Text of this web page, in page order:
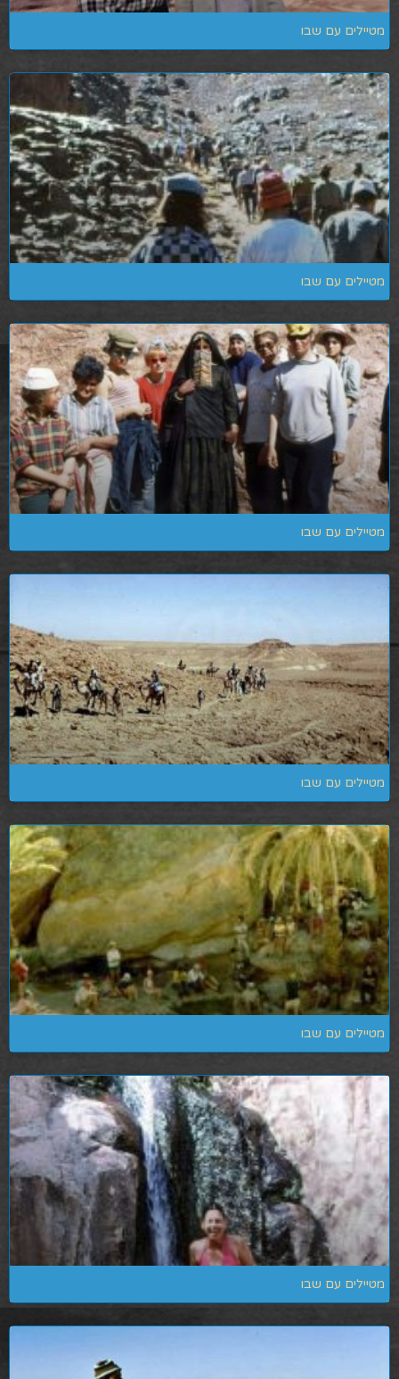
מטיילים עם שבו
מטיילים עם שבו
מטיילים עם שבו
מטיילים עם שבו
מטיילים עם שבו
מטיילים עם שבו